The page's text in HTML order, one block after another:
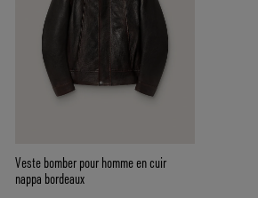
Veste bomber pour homme en cuir
nappa bordeaux